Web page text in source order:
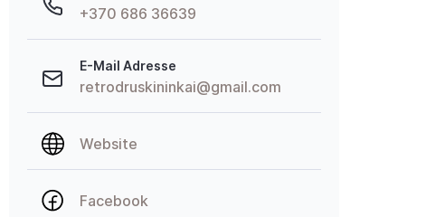
+370 686 36639
E-Mail Adresse
retrodruskininkai@gmail.com
Website
Facebook